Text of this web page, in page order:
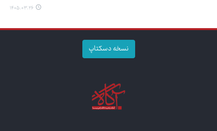
۱۴۰۵.۰۳.۲۶
نسخه دسکتاپ